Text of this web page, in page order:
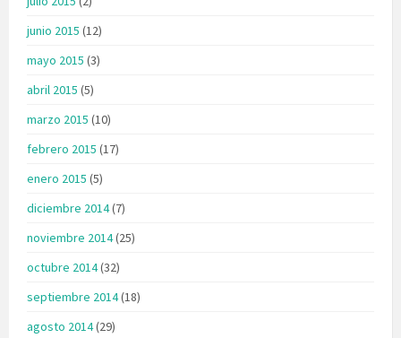
junio 2015 (12)
mayo 2015 (3)
abril 2015 (5)
marzo 2015 (10)
febrero 2015 (17)
enero 2015 (5)
diciembre 2014(7)
noviembre 2014(25)
octubre 2014(32)
septiembre 2014(18)
agosto 2014(29)